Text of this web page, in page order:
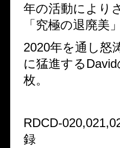
年の活動により
「究極の退廃美
2020年を通し怒
に猛進する
枚。
RDCD-
録